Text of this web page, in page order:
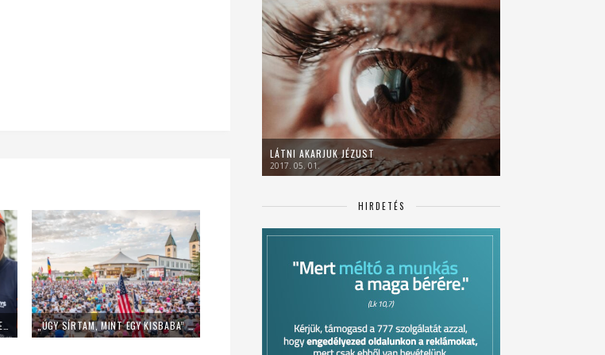
„ÚGY SÍRTAM, MINT EGY KISBABA” – FIATALOK A MLADIFESTRŐL
LÁTNI AKARJUK JÉZUST
2017. 05. 01.
HIRDETÉS